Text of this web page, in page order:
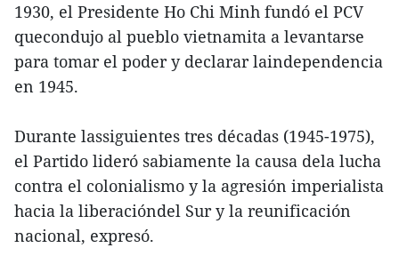
1930, el Presidente Ho Chi Minh fundó el PCV
quecondujo al pueblo vietnamita a levantarse
para tomar el poder y declarar laindependencia
en 1945.
Durante lassiguientes tres décadas (1945-1975),
el Partido lideró sabiamente la causa dela lucha
contra el colonialismo y la agresión imperialista
hacia la liberacióndel Sur y la reunificación
nacional, expresó.